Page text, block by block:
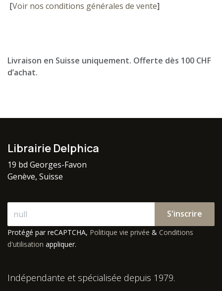
[Voir nos conditions générales de vente]
Livraison en Suisse uniquement. Offerte dès 100 CHF
d’achat.
Librairie Delphica
19 bd Georges-Favon
Genève, Suisse
S'inscrire
Protégé par reCAPTCHA, Politique vie privée & Conditions
d'utilisation appliquer.
Indépendante et spécialisée depuis 1979.